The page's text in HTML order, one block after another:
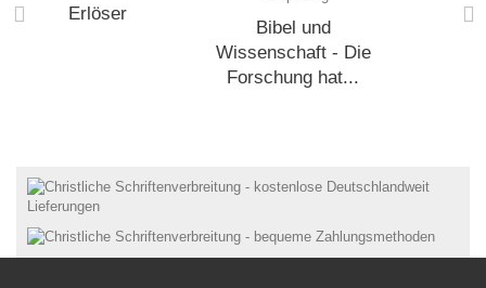
Erlöser
Bibel und
Wissenschaft - Die
Forschung hat...